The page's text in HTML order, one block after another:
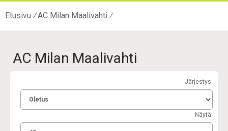
Etusivu AC Milan Maalivahti
AC Milan Maalivahti
Järjestys:
Näytä: